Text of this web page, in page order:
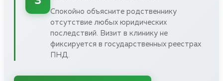
Спокойно объясните родственнику
отсутствие любых юридических
последствий. Визит в клинику не
фиксируется в государственных реестрах
ПНД.